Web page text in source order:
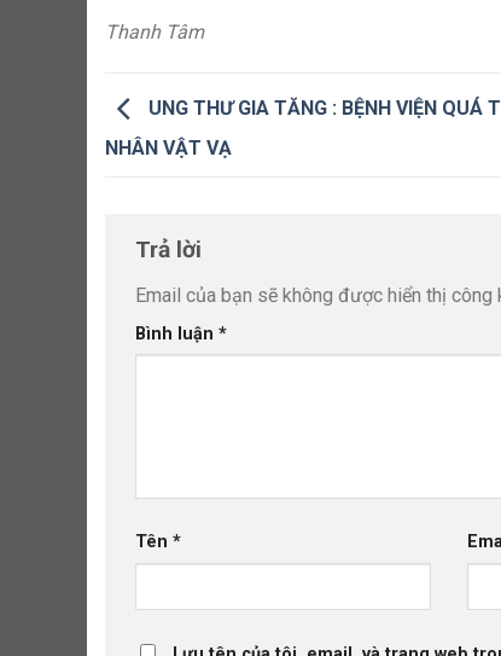
Thanh Tâm
UNG THƯ GIA TĂNG : BỆNH VIỆN QUÁ
NHÂN VẬT VẠ
Trả lời
Email của bạn sẽ không được hiển thị công
Bình luận *
Tên *